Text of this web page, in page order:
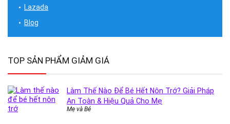
Lazada
Blog
TOP SẢN PHẨM GIẢM GIÁ
Làm Thế Nào Để Bé Hết Nôn Trớ? Giải Pháp
An Toàn & Hiệu Quả Cho Mẹ
Mẹ và Bé